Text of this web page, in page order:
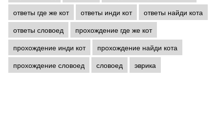
ответы где же кот
ответы инди кот
ответы найди кота
ответы словоед
прохождение где же кот
прохождение инди кот
прохождение найди кота
прохождение словоед
словоед эврика